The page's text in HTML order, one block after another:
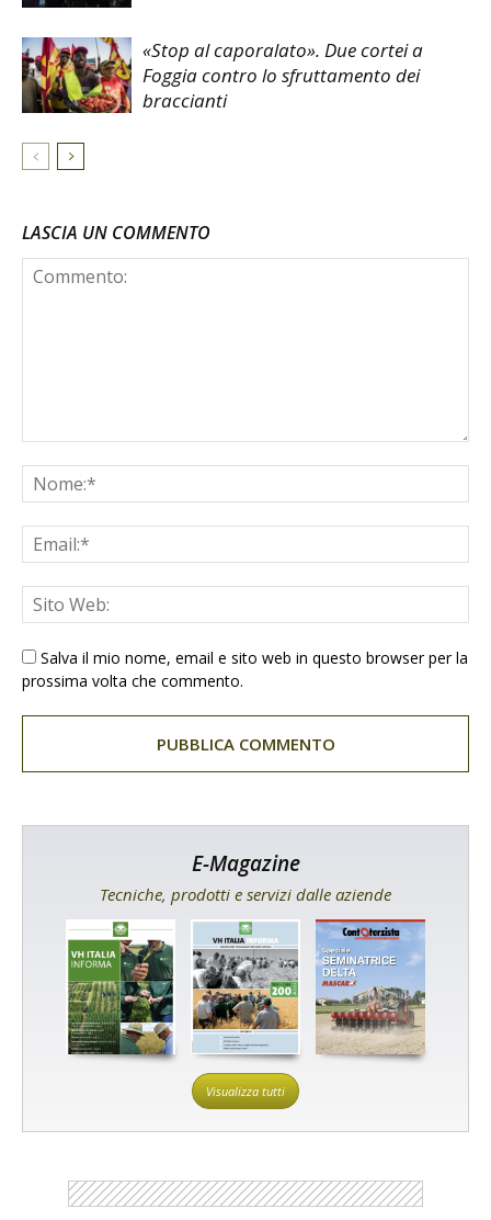
«Stop al caporalato». Due cortei a
Foggia contro lo sfruttamento dei
braccianti
LASCIA UN COMMENTO
Salva il mio nome, email e sito web in questo browser per la
prossima volta che commento.
E-Magazine
Tecniche, prodotti e servizi dalle aziende
Visualizza tutti